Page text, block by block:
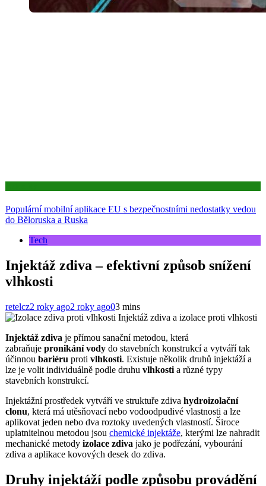
Populární mobilní aplikace EU s bezpečnostními nedostatky vedou
do Běloruska a Ruska
Tech
Injektáž zdiva – efektivní způsob snížení
vlhkosti
retelcz2 roky ago2 roky ago03 mins
Injektáž zdiva a izolace proti vlhkosti
Injektáž zdiva je přímou sanační metodou, která
zabraňuje pronikání vody do stavebních konstrukcí a vytváří tak
účinnou bariéru proti vlhkosti. Existuje několik druhů injektáží a
lze je volit individuálně podle druhu vlhkosti a různé typy
stavebních konstrukcí.
Injektážní prostředek vytváří ve struktuře zdiva hydroizolační
clonu, která má utěsňovací nebo vodoodpudivé vlastnosti a lze
aplikovat jeden nebo dva roztoky uvedených vlastností. Široce
uplatnitelnou metodou jsou chemické injektáže, kterými lze nahradit
mechanické metody izolace zdiva jako je podřezání, vybourání
zdiva a aplikace kovových desek do zdiva.
Druhy injektáží podle způsobu provádění